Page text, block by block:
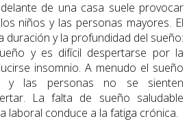
de una casa suele provocar
niños y las personas mayores. El
duración y la profundidad del sueño:
y es difícil despertarse por la
insomnio. A menudo el sueño
y las personas no se sienten
La falta de sueño saludable
laboral conduce a la fatiga crónica.